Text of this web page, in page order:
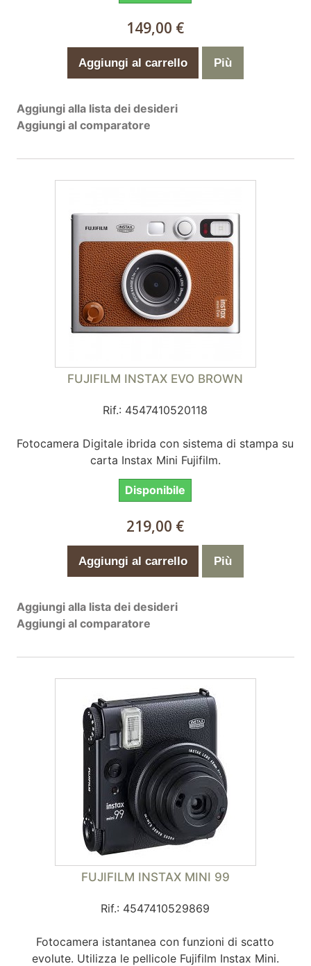
149,00 €
Aggiungi al carrello Più
Aggiungi alla lista dei desideri
Aggiungi al comparatore
FUJIFILM INSTAX EVO BROWN
Rif.: 4547410520118
Fotocamera Digitale ibrida con sistema di stampa su
carta Instax Mini Fujifilm.
Disponibile
219,00 €
Aggiungi al carrello Più
Aggiungi alla lista dei desideri
Aggiungi al comparatore
FUJIFILM INSTAX MINI 99
Rif.: 4547410529869
Fotocamera istantanea con funzioni di scatto
evolute. Utilizza le pellicole Fujifilm Instax Mini.